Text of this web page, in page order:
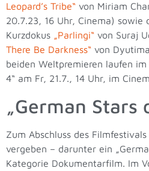
Leopard’s Tribe“ von Miriam
20.7.23, 16 Uhr, Cinema)
Kurzdokus „Parlingi“ von Suraj
There Be Darkness“ von
beiden Weltpremieren laufen im
4“ am Fr, 21.7., 14 Uhr, im
„German Stars
Zum Abschluss des
vergeben – darunter ein
Kategorie Dokumentarfilm. Im